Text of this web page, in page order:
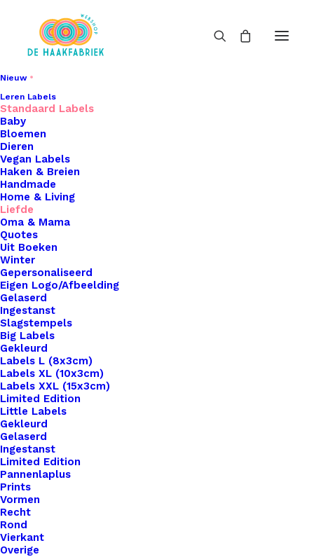
Nieuw
Leren Labels
Standaard Labels
Baby
Bloemen
Dieren
Vegan Labels
Haken & Breien
Handmade
Home & Living
Liefde
Oma & Mama
Quotes
Uit Boeken
Winter
Gepersonaliseerd
Eigen Logo/Afbeelding
Gelaserd
Ingestanst
Slagstempels
Big Labels
Gekleurd
Labels L (8x3cm)
Labels XL (10x3cm)
Labels XXL (15x3cm)
Limited Edition
Little Labels
Gekleurd
Gelaserd
Ingestanst
Limited Edition
Pannenlaplus
Prints
Vormen
Recht
Rond
Vierkant
Overige
Home
Leren Labels
Leren Label 1,5x6cm Gelaserd Made With Love
Leren Label 1,5x6cm
Gelaserd Made With
Love
€1,00